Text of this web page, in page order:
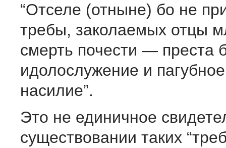
“Отселе (отныне) бо не
требы, заколаемых от­цы
смерть по­чести — преста
идолослужение и
наси­лие”.
Это не единичное
существовании таких